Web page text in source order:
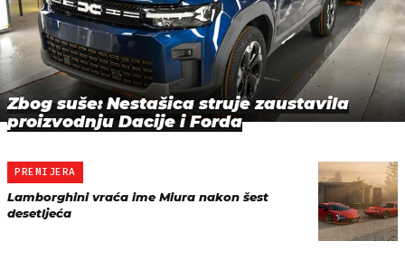
Zbog suše: Nestašica struje zaustavila
proizvodnju Dacije i Forda
PREMIJERA
Lamborghini vraća ime Miura nakon šest
desetljeća